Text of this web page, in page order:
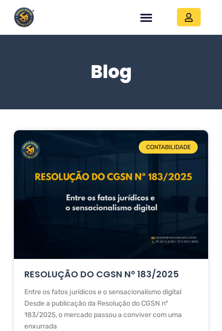
Blog
CONTABILIDADE
RESOLUÇÃO DO CGSN Nº 183/2025
Entre os fatos jurídicos e o sensacionalismo digital
Desde a publicação da Resolução do CGSN nº
183/2025, o mercado passou a conviver com uma
enxurrada